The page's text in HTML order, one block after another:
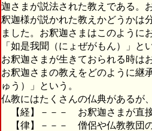
迦さまが説法された教えである。
釈迦様が説かれた教えかどうかは
ました。お釈迦さまはこのように
「如是我聞（にょぜがもん）」と
お釈迦さまが生きておられる時は
お釈迦さまの教えをどのように継
ゅう）」という。
仏教にはたくさんの仏典があるが
【経】－－－ お釈迦さまが直接
【律】－－－ 僧侶や仏教教団の